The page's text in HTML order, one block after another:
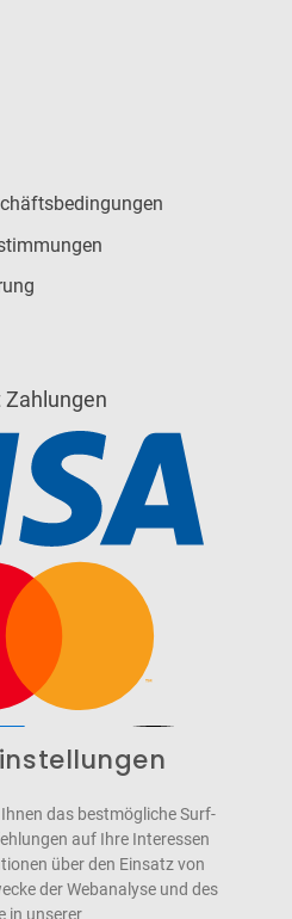
Zahlungen
AA
das bestmögliche Surf-
auf Ihre Interessen
über den Einsatz von
der Webanalyse und des
in unserer